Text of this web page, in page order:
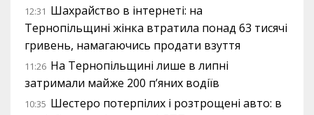
12:31 Шахрайство в інтернеті: на
Тернопільщині жінка втратила понад 63 тисячі
гривень, намагаючись продати взуття
11:26 На Тернопільщині лише в липні
затримали майже 200 п’яних водіїв
10:35 Шестеро потерпілих і розтрощені авто: в